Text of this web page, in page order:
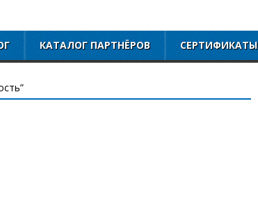
КАТАЛОГ ПАРТНЁРОВ СЕРТИФИКАТЫ